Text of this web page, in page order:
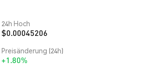
24h Hoch
$0.00045206
Preisänderung (24h)
+1.80%